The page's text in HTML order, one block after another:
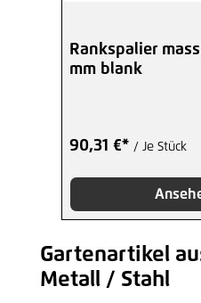
Rankspalier
mm blank
90,31 €* / Je Stück
Produktgalerie
Gartenartikel
Metall / Stahl